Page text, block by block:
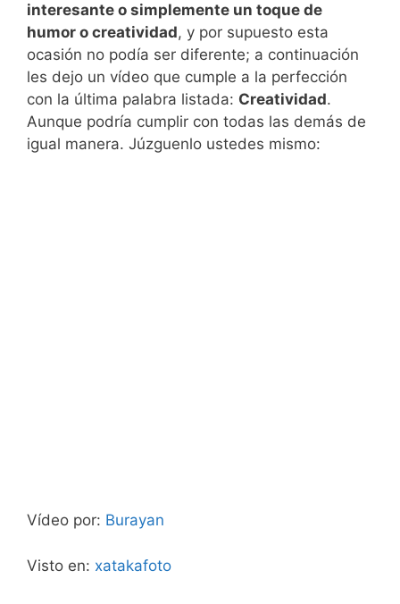
interesante o simplemente un toque de
humor o creatividad, y por supuesto esta
ocasión no podía ser diferente; a continuación
les dejo un vídeo que cumple a la perfección
con la última palabra listada: Creatividad.
Aunque podría cumplir con todas las demás de
igual manera. Júzguenlo ustedes mismo:
Vídeo por: Burayan
Visto en: xatakafoto